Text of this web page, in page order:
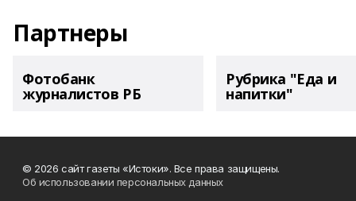
Партнеры
Фотобанк
журналистов РБ
Рубрика "Еда и
напитки"
© 2026 сайт газеты «Истоки». Все права защищены.
Об использовании персональных данных